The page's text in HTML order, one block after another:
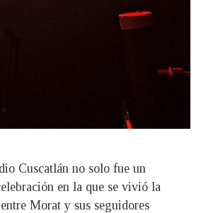
Cuscatlán no solo fue un
en la que se vivió la
Morat y sus seguidores